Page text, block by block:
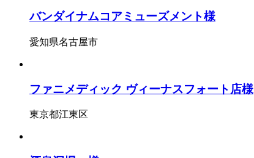
バンダイナムコアミューズメント様
愛知県名古屋市
ファニメディック ヴィーナスフォート店様
東京都江東区